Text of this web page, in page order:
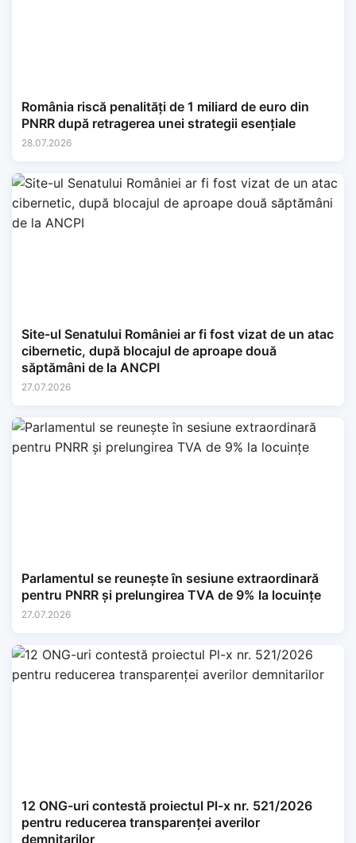
România riscă penalități de 1 miliard de euro din
PNRR după retragerea unei strategii esențiale
28.07.2026
Site-ul Senatului României ar fi fost vizat de un atac
cibernetic, după blocajul de aproape două
săptămâni de la ANCPI
27.07.2026
Parlamentul se reunește în sesiune extraordinară
pentru PNRR și prelungirea TVA de 9% la locuințe
27.07.2026
12 ONG-uri contestă proiectul Pl-x nr. 521/2026
pentru reducerea transparenței averilor
demnitarilor